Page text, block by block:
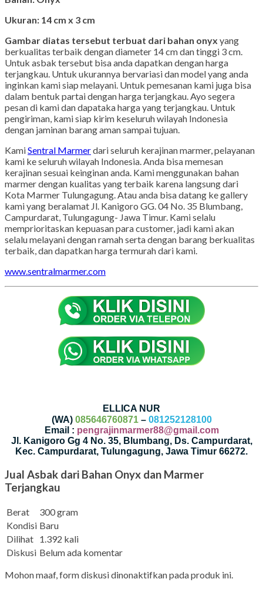
Ukuran: 14 cm x 3 cm
Gambar diatas tersebut terbuat dari bahan onyx yang
berkualitas terbaik dengan diameter 14 cm dan tinggi 3 cm.
Untuk asbak tersebut bisa anda dapatkan dengan harga
terjangkau. Untuk ukurannya bervariasi dan model yang anda
inginkan kami siap melayani. Untuk pemesanan kami juga bisa
dalam bentuk partai dengan harga terjangkau. Ayo segera
pesan di kami dan dapataka harga yang terjangkau. Untuk
pengiriman, kami siap kirim keseluruh wilayah Indonesia
dengan jaminan barang aman sampai tujuan.
KamiSentral Marmerdari seluruh kerajinan marmer, pelayanan
kami ke seluruh wilayah Indonesia. Anda bisa memesan
kerajinan sesuai keinginan anda. Kami menggunakan bahan
marmer dengan kualitas yang terbaik karena langsung dari
Kota Marmer Tulungagung. Atau anda bisa datang ke gallery
kami yang beralamat Jl. Kanigoro GG. 04 No. 35 Blumbang,
Campurdarat, Tulungagung- Jawa Timur. Kami selalu
memprioritaskan kepuasan para customer, jadi kami akan
selalu melayani dengan ramah serta dengan barang berkualitas
terbaik, dan dapatkan harga termurah dari kami.
www.sentralmarmer.com
ELLICA NUR
(WA) 085646760871– 081252128100
Email : pengrajinmarmer88@gmail.com
Jl. Kanigoro Gg 4 No. 35, Blumbang, Ds. Campurdarat,
Kec. Campurdarat, Tulungagung, Jawa Timur 66272.
Jual Asbak dari Bahan Onyx dan Marmer
Terjangkau
Berat
300 gram
Kondisi Baru
Dilihat 1.392 kali
Diskusi Belum ada komentar
Mohon maaf, form diskusi dinonaktifkan pada produk ini.